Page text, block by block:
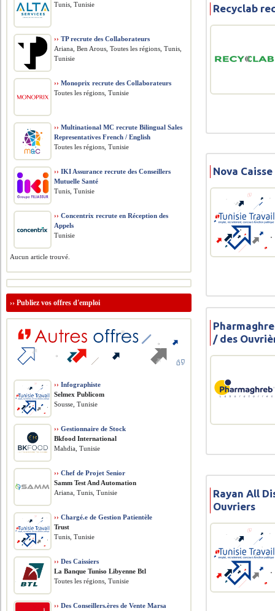
Recyclab
Nova
/ des
Rayan All
Ouvriers
Tunis, Tunisie
›› TP recrute des Collaborateurs
Ariana, Ben Arous, Toutes les régions, Tunis,
Tunisie
›› Monoprix recrute des Collaborateurs
Toutes les régions, Tunisie
›› Multinational MC recrute Bilingual Sales
Representatives French / English
Toutes les régions, Tunisie
›› IKI Assurance recrute des Conseillers
Mutuelle Santé
Tunis, Tunisie
›› Concentrix recrute en Réception des
Appels
Tunisie
Aucun article trouvé.
››Publiez vos offres d'emploi
›› Infographiste
Selmex Publicom
Sousse, Tunisie
›› Gestionnaire de Stock
Bkfood International
Mahdia, Tunisie
›› Chef de Projet Senior
Samm Test And Automation
Ariana, Tunis, Tunisie
›› Chargé.e de Gestion Patientèle
Trust
Tunis, Tunisie
›› Des Caissiers
La Banque Tuniso Libyenne Btl
Toutes les régions, Tunisie
›› Des Conseillers.ères de Vente Marsa